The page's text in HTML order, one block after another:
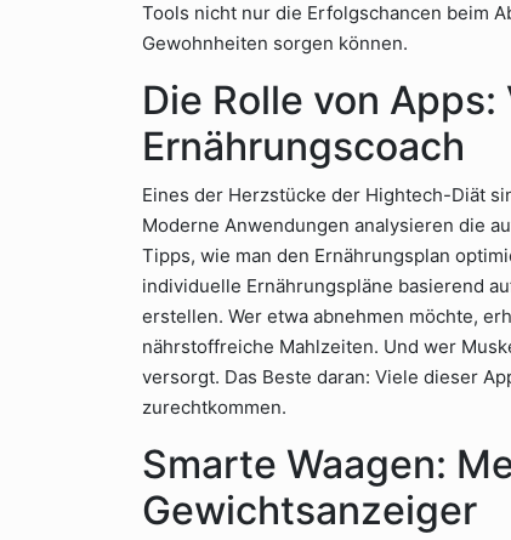
Tools nicht nur die Erfolgschancen beim
Gewohnheiten sorgen können.
Die Rolle von
Ernährungscoach
Eines der Herzstücke der Hightech-Diät
Moderne Anwendungen analysieren die
Tipps, wie man den Ernährungsplan
individuelle Ernährungspläne basierend
erstellen. Wer etwa abnehmen möchte,
nährstoffreiche Mahlzeiten. Und wer
versorgt. Das Beste daran: Viele dieser
zurechtkommen.
Smarte Waagen:
Gewichtsanzeiger